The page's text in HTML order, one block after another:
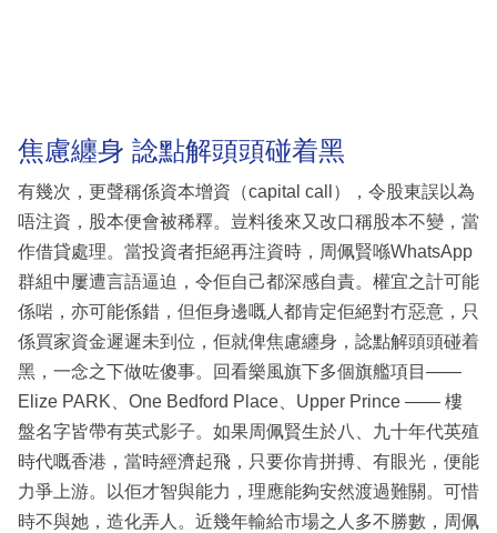
焦慮纏身 諗點解頭頭碰着黑
有幾次，更聲稱係資本增資（capital call），令股東誤以為
唔注資，股本便會被稀釋。豈料後來又改口稱股本不變，當
作借貸處理。當投資者拒絕再注資時，周佩賢喺WhatsApp
群組中屢遭言語逼迫，令佢自己都深感自責。權宜之計可能
係啱，亦可能係錯，但佢身邊嘅人都肯定佢絕對冇惡意，只
係買家資金遲遲未到位，佢就俾焦慮纏身，諗點解頭頭碰着
黑，一念之下做咗傻事。回看樂風旗下多個旗艦項目——
Elize PARK、One Bedford Place、Upper Prince —— 樓
盤名字皆帶有英式影子。如果周佩賢生於八、九十年代英殖
時代嘅香港，當時經濟起飛，只要你肯拼搏、有眼光，便能
力爭上游。以佢才智與能力，理應能夠安然渡過難關。可惜
時不與她，造化弄人。近幾年輸給市場之人多不勝數，周佩